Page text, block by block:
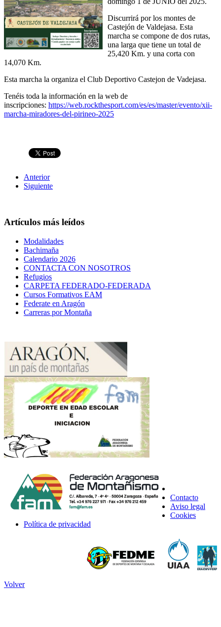
Discurrirá por los montes de
Castejón de Valdejasa. Esta
marcha se compone de dos rutas,
una larga que tiene un total de
25,420 Km. y una corta con
14,070 Km.
Esta marcha la organiza el Club Deportivo Castejon de Vadejasa.
Tenéis toda la información en la web de
inscripciones: https://web.rockthesport.com/es/es/master/evento/xii-
marcha-miradores-del-pirineo-2025
Anterior
Siguiente
Artículos más leídos
Modalidades
Bachimaña
Calendario 2026
CONTACTA CON NOSOTROS
Refugios
CARPETA FEDERADO-FEDERADA
Cursos Formativos EAM
Federate en Aragón
Carreras por Montaña
Contacto
Aviso legal
Cookies
Política de privacidad
Volver